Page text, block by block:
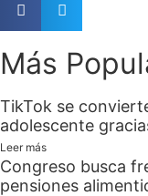
Más
TikTok se
adolescente
Leer más
Congreso busca
pensiones